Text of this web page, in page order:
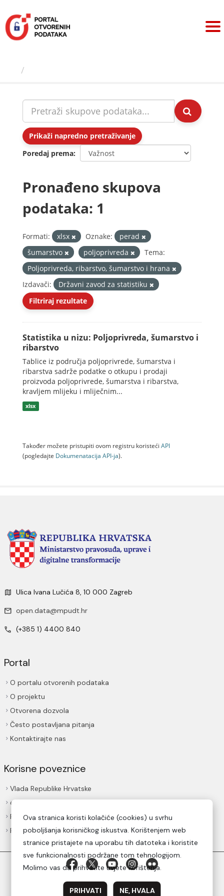
sadržaj
Prikaži napredno pretraživanje
Poredaj prema
Pronađeno skupova
podataka: 1
Formati: xlsx Oznake:
perad
šumarstvo
poljoprivreda
Tema:
Poljoprivreda, ribarstvo, šumarstvo i hrana
Izdavači:
Državni zavod za statistiku
Filtriraj rezultate
Statistika u nizu: Poljoprivreda, šumarstvo i
ribarstvo
Tablice iz područja poljoprivrede, šumarstva i
ribarstva sadrže podatke o otkupu i prodaji
proizvoda poljoprivrede, šumarstva i ribarstva,
kravljem mlijeku i mliječnim...
xlsx
Također možete pristupiti ovom registru koristeći API
(pogledajte Dokumenаtаcijа API-jа).